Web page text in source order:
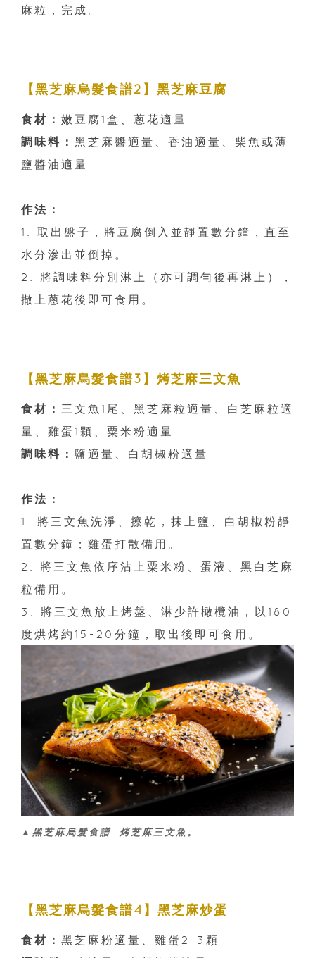
麻粒，完成。
【黑芝麻烏髮食譜2】黑芝麻豆腐
食材： 嫩豆腐1盒、蔥花適量
調味料： 黑芝麻醬適量、香油適量、柴魚或薄
鹽醬油適量
作法：
1. 取出盤子，將豆腐倒入並靜置數分鐘，直至
水分滲出並倒掉。
2. 將調味料分別淋上（亦可調勻後再淋上），
撒上蔥花後即可食用。
【黑芝麻烏髮食譜3】烤芝麻三文魚
食材： 三文魚1尾、黑芝麻粒適量、白芝麻粒適
量、雞蛋1顆、粟米粉適量
調味料： 鹽適量、白胡椒粉適量
作法：
1. 將三文魚洗淨、擦乾，抹上鹽、白胡椒粉靜
置數分鐘；雞蛋打散備用。
2. 將三文魚依序沾上粟米粉、蛋液、黑白芝麻
粒備用。
3. 將三文魚放上烤盤、淋少許橄欖油，以180
度烘烤約15-20分鐘，取出後即可食用。
▲黑芝麻烏髮食譜─烤芝麻三文魚。
【黑芝麻烏髮食譜4】黑芝麻炒蛋
食材： 黑芝麻粉適量、雞蛋2-3顆